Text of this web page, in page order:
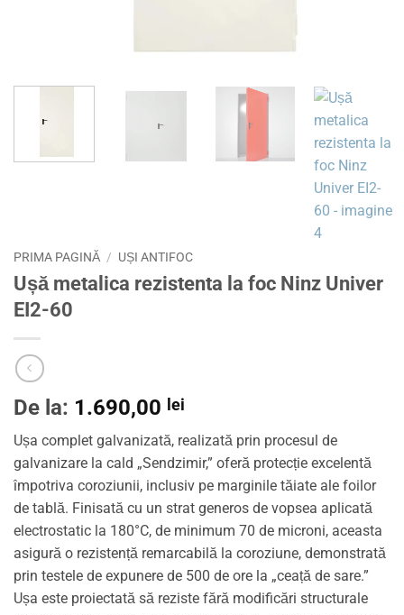
PRIMA PAGINĂ / UȘI ANTIFOC
Ușă metalica rezistenta la foc Ninz Univer
EI2-60
De la: 1.690,00 lei
Ușa complet galvanizată, realizată prin procesul de
galvanizare la cald „Sendzimir,” oferă protecție excelentă
împotriva coroziunii, inclusiv pe marginile tăiate ale foilor
de tablă. Finisată cu un strat generos de vopsea aplicată
electrostatic la 180°C, de minimum 70 de microni, aceasta
asigură o rezistență remarcabilă la coroziune, demonstrată
prin testele de expunere de 500 de ore la „ceață de sare.”
Ușa este proiectată să reziste fără modificări structurale